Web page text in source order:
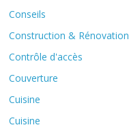
Conseils
Construction & Rénovation
Contrôle d'accès
Couverture
Cuisine
Cuisine